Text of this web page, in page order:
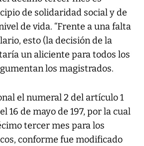
de solidaridad social y de
de vida. “Frente a una falta
esto (la decisión de la
un aliciente para todos los
los magistrados.
el numeral 2 del artículo 1
16 de mayo de 197, por la cual
tercer mes para los
conforme fue modificado